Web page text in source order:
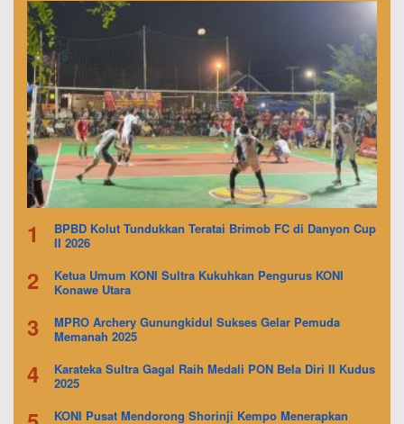
1
BPBD Kolut Tundukkan Teratai Brimob FC di Danyon Cup
II 2026
2
Ketua Umum KONI Sultra Kukuhkan Pengurus KONI
Konawe Utara
3
MPRO Archery Gunungkidul Sukses Gelar Pemuda
Memanah 2025
4
Karateka Sultra Gagal Raih Medali PON Bela Diri II Kudus
2025
KONI Pusat Mendorong Shorinji Kempo Menerapkan